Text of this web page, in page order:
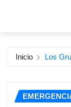
Inicio Los